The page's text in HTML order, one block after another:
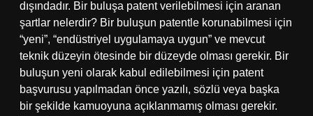
dışındadır. Bir buluşa patent verilebilmesi için aranan
şartlar nelerdir? Bir buluşun patentle korunabilmesi için
“yeni”, “endüstriyel uygulamaya uygun” ve mevcut
teknik düzeyin ötesinde bir düzeyde olması gerekir. Bir
buluşun yeni olarak kabul edilebilmesi için patent
başvurusu yapılmadan önce yazılı, sözlü veya başka
bir şekilde kamuoyuna açıklanmamış olması gerekir.